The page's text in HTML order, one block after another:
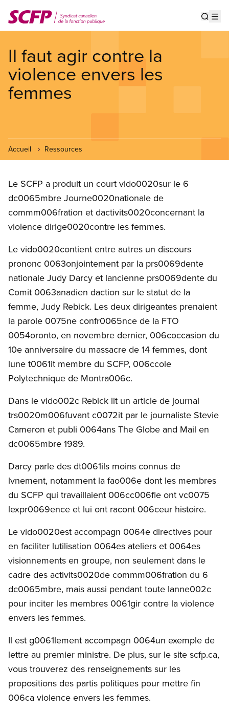
au
contenu
Il faut agir contre la
violence envers les
femmes
Accueil Ressources
Le SCFP a produit un court vido0020sur le 6
dc0065mbre Journe0020nationale de
commm006fration et dactivits0020concernant la
violence dirige0020contre les femmes.
Le vido0020contient entre autres un discours
prononc 0063onjointement par la prs0069dente
nationale Judy Darcy et lancienne prs0069dente du
Comit 0063anadien daction sur le statut de la
femme, Judy Rebick. Les deux dirigeantes prenaient
la parole 0075ne confr0065nce de la FTO
0054oronto, en novembre dernier, 006coccasion du
10e anniversaire du massacre de 14 femmes, dont
lune t0061it membre du SCFP, 006ccole
Polytechnique de Montra006c.
Dans le vido002c Rebick lit un article de journal
trs0020m006fuvant c0072it par le journaliste Stevie
Cameron et publi 0064ans The Globe and Mail en
dc0065mbre 1989.
Darcy parle des dt0061ils moins connus de
lvnement, notamment la fao006e dont les membres
du SCFP qui travaillaient 006cc006fle ont vc0075
lexpr0069ence et lui ont racont 006ceur histoire.
Le vido0020est accompagn 0064e directives pour
en faciliter lutilisation 0064es ateliers et 0064es
visionnements en groupe, non seulement dans le
cadre des activits0020de commm006fration du 6
dc0065mbre, mais aussi pendant toute lanne002c
pour inciter les membres 0061gir contre la violence
envers les femmes.
Il est g0061lement accompagn 0064un exemple de
lettre au premier ministre. De plus, sur le site scfp.ca,
vous trouverez des renseignements sur les
propositions des partis politiques pour mettre fin
006ca violence envers les femmes.